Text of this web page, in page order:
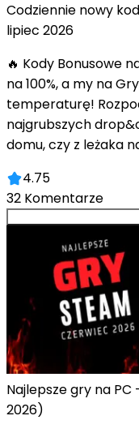
Codziennie nowy
lipiec 2026
🔥 Kody Bonusowe
na 100%, a my na
temperaturę!
najgrubszych
domu, czy z leżaka
4.75
32 Komentarze
Najlepsze gry na PC
2026)